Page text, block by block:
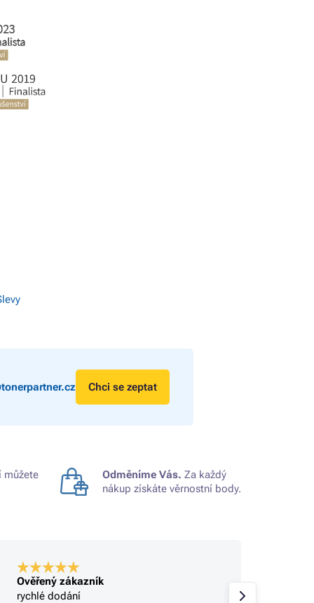
Chci se zeptat
můžete
Odměníme Vás. Za každý
nákup získáte věrnostní body.
Ověřený zákazník
rychlé dodání